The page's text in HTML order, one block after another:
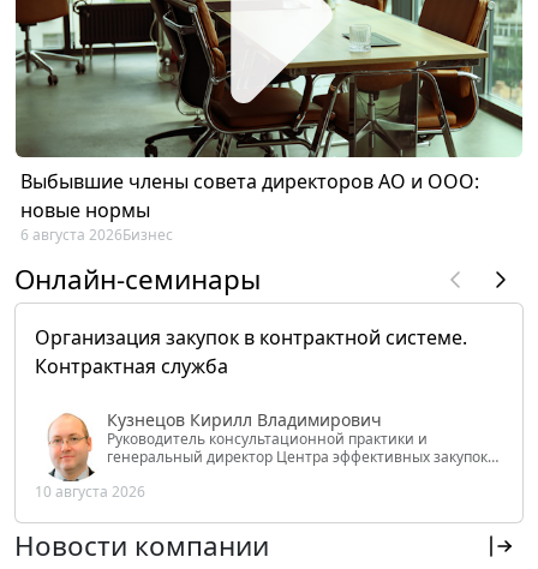
Выбывшие члены совета директоров АО и ООО:
новые нормы
6 августа 2026Бизнес
Онлайн-семинары
Организация закупок в контрактной системе.
Контрактная служба
Кузнецов Кирилл Владимирович
Руководитель консультационной практики и
генеральный директор Центра эффективных закупок
РФ
10 августа 2026
Новости компании